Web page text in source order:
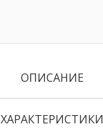
ОПИСАНИЕ
ХАРАКТЕРИСТИКИ